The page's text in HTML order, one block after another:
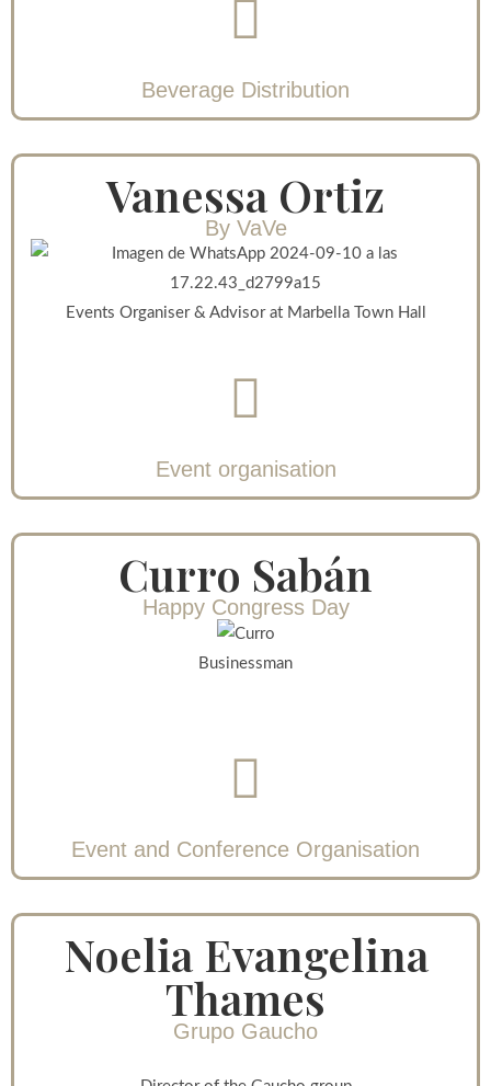
Beverage Distribution
Vanessa Ortiz
By VaVe
Events Organiser & Advisor at Marbella Town Hall
Event organisation
Curro Sabán
Happy Congress Day
Businessman
Event and Conference Organisation
Noelia Evangelina
Thames
Grupo Gaucho